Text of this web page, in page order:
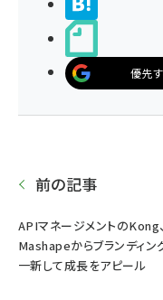
優先
前の記事
APIマネージメントのKong、
Mashapeからブランディン
一新して成長をアピール